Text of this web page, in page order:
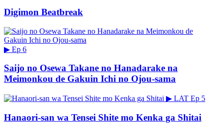
Digimon Beatbreak
▶ Ep 6
Saijo no Osewa Takane no Hanadarake na
Meimonkou de Gakuin Ichi no Ojou-sama
▶ LAT Ep 5
Hanaori-san wa Tensei Shite mo Kenka ga Shitai